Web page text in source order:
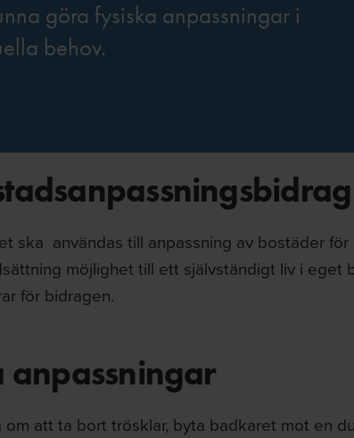
göra fysiska anpassningar i
behov.
ska användas till anpassning av bostäder
möjlighet till ett självständigt liv i eget
för bidragen.
anpassningar
om att ta bort trösklar, byta badkaret mot en